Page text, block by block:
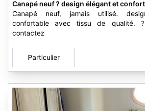
Canapé neuf ? design élégant et
Canapé neuf, jamais utilisé.
confortable avec tissu de qualité.
contactez
Particulier